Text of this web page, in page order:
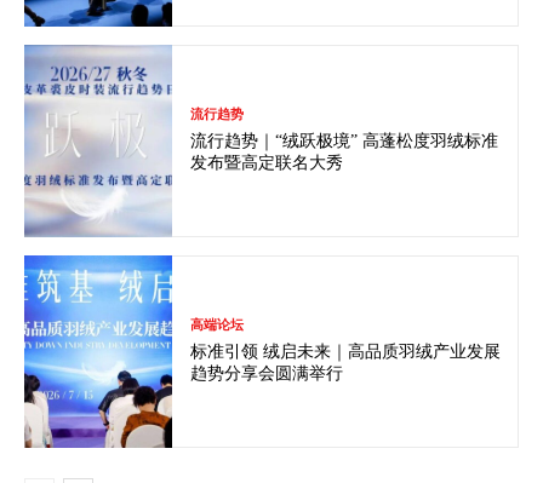
流行趋势
流行趋势｜“绒跃极境” 高蓬松度羽绒标准
发布暨高定联名大秀
高端论坛
标准引领 绒启未来｜高品质羽绒产业发展
趋势分享会圆满举行